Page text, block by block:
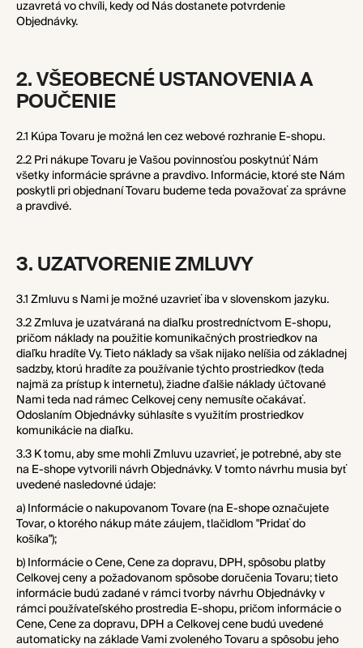
uzavretá vo chvíli, kedy od Nás dostanete potvrdenie
Objednávky.
2. VŠEOBECNÉ USTANOVENIA A
POUČENIE
2.1 Kúpa Tovaru je možná len cez webové rozhranie E-shopu.
2.2 Pri nákupe Tovaru je Vašou povinnosťou poskytnúť Nám
všetky informácie správne a pravdivo. Informácie, ktoré ste Nám
poskytli pri objednaní Tovaru budeme teda považovať za správne
a pravdivé.
3. UZATVORENIE ZMLUVY
3.1 Zmluvu s Nami je možné uzavrieť iba v slovenskom jazyku.
3.2 Zmluva je uzatváraná na diaľku prostredníctvom E-shopu,
pričom náklady na použitie komunikačných prostriedkov na
diaľku hradíte Vy. Tieto náklady sa však nijako nelíšia od základnej
sadzby, ktorú hradíte za používanie týchto prostriedkov (teda
najmä za prístup k internetu), žiadne ďalšie náklady účtované
Nami teda nad rámec Celkovej ceny nemusíte očakávať.
Odoslaním Objednávky súhlasíte s využitím prostriedkov
komunikácie na diaľku.
3.3 K tomu, aby sme mohli Zmluvu uzavrieť, je potrebné, aby ste
na E-shope vytvorili návrh Objednávky. V tomto návrhu musia byť
uvedené nasledovné údaje:
a) Informácie o nakupovanom Tovare (na E-shope označujete
Tovar, o ktorého nákup máte záujem, tlačidlom "Pridať do
košíka");
b) Informácie o Cene, Cene za dopravu, DPH, spôsobu platby
Celkovej ceny a požadovanom spôsobe doručenia Tovaru; tieto
informácie budú zadané v rámci tvorby návrhu Objednávky v
rámci používateľského prostredia E-shopu, pričom informácie o
Cene, Cene za dopravu, DPH a Celkovej cene budú uvedené
automaticky na základe Vami zvoleného Tovaru a spôsobu jeho